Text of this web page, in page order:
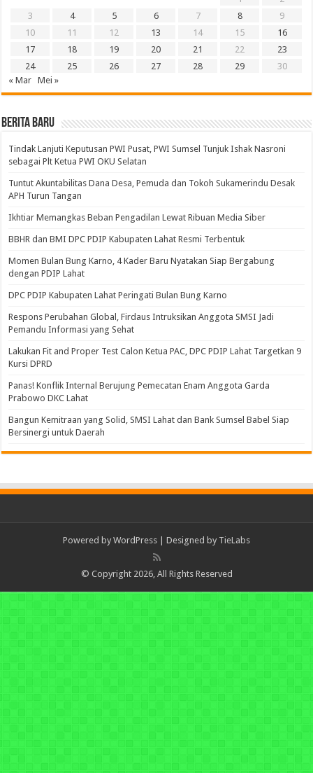
3
4 5 6 7 8
9
10
11 12 13 14 15
16
17
18 19 20 21 22
23
24
25 26 27 28 29
30
« Mar
Mei »
BERITA BARU
Tindak Lanjuti Keputusan PWI Pusat, PWI Sumsel Tunjuk Ishak Nasroni
sebagai Plt Ketua PWI OKU Selatan
Tuntut Akuntabilitas Dana Desa, Pemuda dan Tokoh Sukamerindu Desak
APH Turun Tangan
Ikhtiar Memangkas Beban Pengadilan Lewat Ribuan Media Siber
BBHR dan BMI DPC PDIP Kabupaten Lahat Resmi Terbentuk
Momen Bulan Bung Karno, 4 Kader Baru Nyatakan Siap Bergabung
dengan PDIP Lahat
DPC PDIP Kabupaten Lahat Peringati Bulan Bung Karno
Respons Perubahan Global, Firdaus Intruksikan Anggota SMSI Jadi
Pemandu Informasi yang Sehat
Lakukan Fit and Proper Test Calon Ketua PAC, DPC PDIP Lahat Targetkan 9
Kursi DPRD
Panas! Konflik Internal Berujung Pemecatan Enam Anggota Garda
Prabowo DKC Lahat
Bangun Kemitraan yang Solid, SMSI Lahat dan Bank Sumsel Babel Siap
Bersinergi untuk Daerah
Powered by WordPress | Designed by TieLabs
© Copyright 2026, All Rights Reserved